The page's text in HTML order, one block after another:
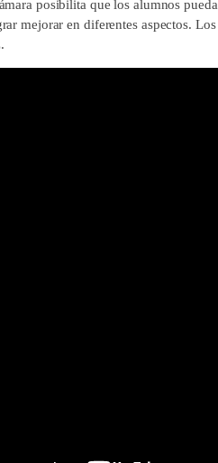
posibilita que los alumnos
mejorar en diferentes aspectos.